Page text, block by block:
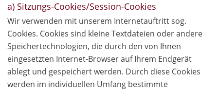
a) Sitzungs-Cookies/Session-Cookies
Wir verwenden mit unserem Internetauftritt sog.
Cookies. Cookies sind kleine Textdateien oder andere
Speichertechnologien, die durch den von Ihnen
eingesetzten Internet-Browser auf Ihrem Endgerät
ablegt und gespeichert werden. Durch diese Cookies
werden im individuellen Umfang bestimmte